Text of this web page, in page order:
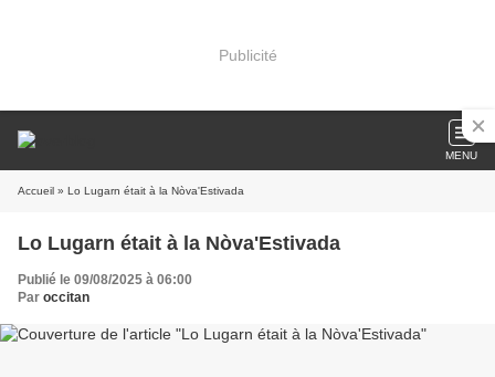
Publicité
MENU
Accueil » Lo Lugarn était à la Nòva'Estivada
Lo Lugarn était à la Nòva'Estivada
Publié le 09/08/2025 à 06:00
Par occitan